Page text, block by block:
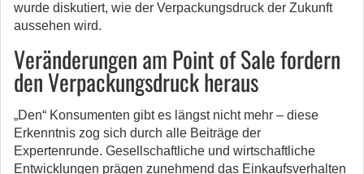
wurde diskutiert, wie der Verpackungsdruck der Zukunft
aussehen wird.
Veränderungen am Point of Sale fordern
den Verpackungsdruck heraus
„Den“ Konsumenten gibt es längst nicht mehr – diese
Erkenntnis zog sich durch alle Beiträge der
Expertenrunde. Gesellschaftliche und wirtschaftliche
Entwicklungen prägen zunehmend das Einkaufsverhalten